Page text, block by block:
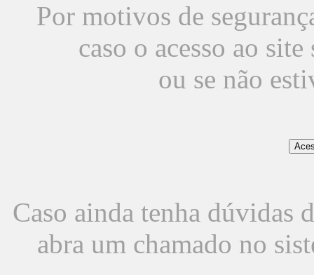
Por motivos de
caso o acesso ao
ou se não
Caso ainda tenha dúvidas
abra um chamado no